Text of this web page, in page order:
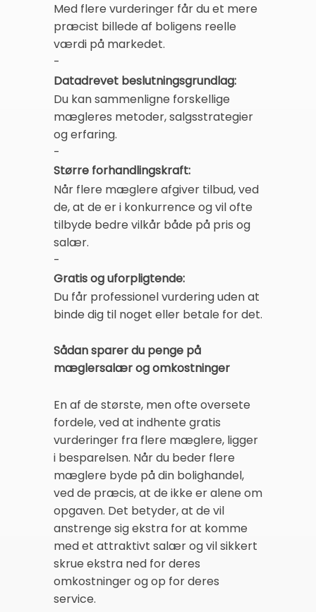
Med flere vurderinger får du et mere
præcist billede af boligens reelle
værdi på markedet.
-
Datadrevet beslutningsgrundlag:
Du kan sammenligne forskellige
mægleres metoder, salgsstrategier
og erfaring.
-
Større forhandlingskraft:
Når flere mæglere afgiver tilbud, ved
de, at de er i konkurrence og vil ofte
tilbyde bedre vilkår både på pris og
salær.
-
Gratis og uforpligtende:
Du får professionel vurdering uden at
binde dig til noget eller betale for det.
Sådan sparer du penge på
mæglersalær og omkostninger
En af de største, men ofte oversete
fordele, ved at indhente gratis
vurderinger fra flere mæglere, ligger
i besparelsen. Når du beder flere
mæglere byde på din bolighandel,
ved de præcis, at de ikke er alene om
opgaven. Det betyder, at de vil
anstrenge sig ekstra for at komme
med et attraktivt salær og vil sikkert
skrue ekstra ned for deres
omkostninger og op for deres
service.